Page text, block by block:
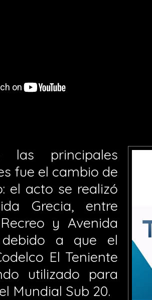
las principales
fue el cambio de
el acto se realizó
Grecia, entre
y Avenida
debido a que el
El Teniente
utilizado para
Mundial Sub 20.